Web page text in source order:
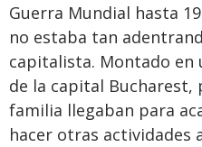
Guerra Mundial hasta
no estaba tan
capitalista. Montado en
de la capital Bucharest,
familia llegaban para
hacer otras actividades